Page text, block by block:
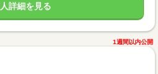
詳細を見る
1週間以内公開